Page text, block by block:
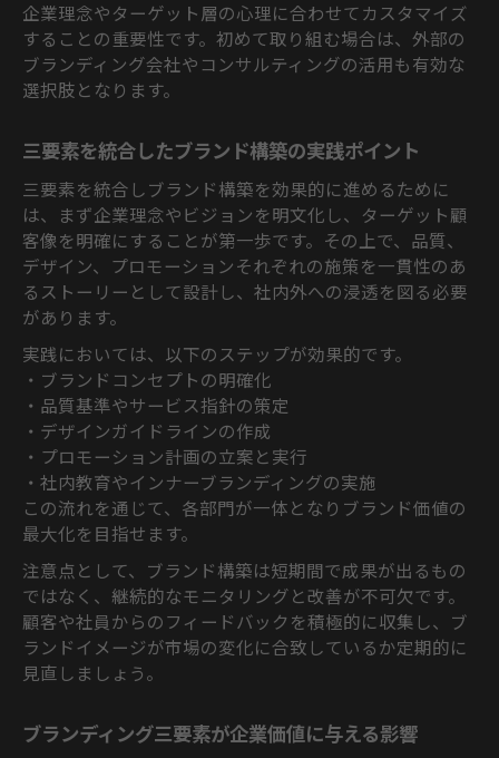
企業理念やターゲット層の心理に合わせてカスタマイズ
することの重要性です。初めて取り組む場合は、外部の
ブランディング会社やコンサルティングの活用も有効な
選択肢となります。
三要素を統合したブランド構築の実践ポイント
三要素を統合しブランド構築を効果的に進めるために
は、まず企業理念やビジョンを明文化し、ターゲット顧
客像を明確にすることが第一歩です。その上で、品質、
デザイン、プロモーションそれぞれの施策を一貫性のあ
るストーリーとして設計し、社内外への浸透を図る必要
があります。
実践においては、以下のステップが効果的です。
・ブランドコンセプトの明確化
・品質基準やサービス指針の策定
・デザインガイドラインの作成
・プロモーション計画の立案と実行
・社内教育やインナーブランディングの実施
この流れを通じて、各部門が一体となりブランド価値の
最大化を目指せます。
注意点として、ブランド構築は短期間で成果が出るもの
ではなく、継続的なモニタリングと改善が不可欠です。
顧客や社員からのフィードバックを積極的に収集し、ブ
ランドイメージが市場の変化に合致しているか定期的に
見直しましょう。
ブランディング三要素が企業価値に与える影響